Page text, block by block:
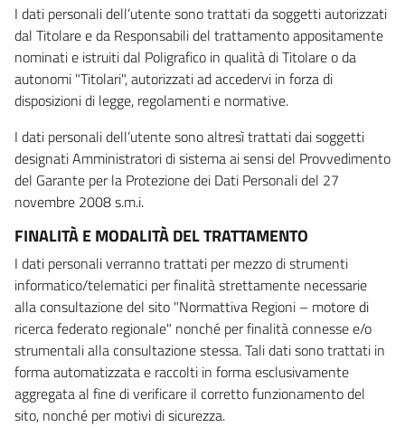
I dati personali dell’utente sono trattati da soggetti autorizzati
dal Titolare e da Responsabili del trattamento appositamente
nominati e istruiti dal Poligrafico in qualità di Titolare o da
autonomi "Titolari", autorizzati ad accedervi in forza di
disposizioni di legge, regolamenti e normative.
I dati personali dell’utente sono altresì trattati dai soggetti
designati Amministratori di sistema ai sensi del Provvedimento
del Garante per la Protezione dei Dati Personali del 27
novembre 2008 s.m.i.
FINALITÀ E MODALITÀ DEL TRATTAMENTO
I dati personali verranno trattati per mezzo di strumenti
informatico/telematici per finalità strettamente necessarie
alla consultazione del sito "Normattiva Regioni – motore di
ricerca federato regionale" nonché per finalità connesse e/o
strumentali alla consultazione stessa. Tali dati sono trattati in
forma automatizzata e raccolti in forma esclusivamente
aggregata al fine di verificare il corretto funzionamento del
sito, nonché per motivi di sicurezza.